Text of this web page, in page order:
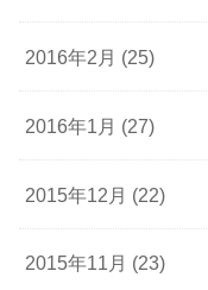
2016年2月 (25)
2016年1月 (27)
2015年12月 (22)
2015年11月 (23)